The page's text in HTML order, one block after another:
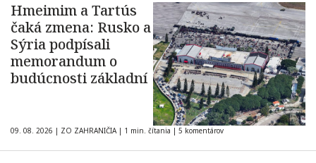
Hmeimim a Tartús
čaká zmena: Rusko a
Sýria podpísali
memorandum o
budúcnosti základní
09. 08. 2026 | ZO ZAHRANIČIA | 1 min. čítania | 5 komentárov